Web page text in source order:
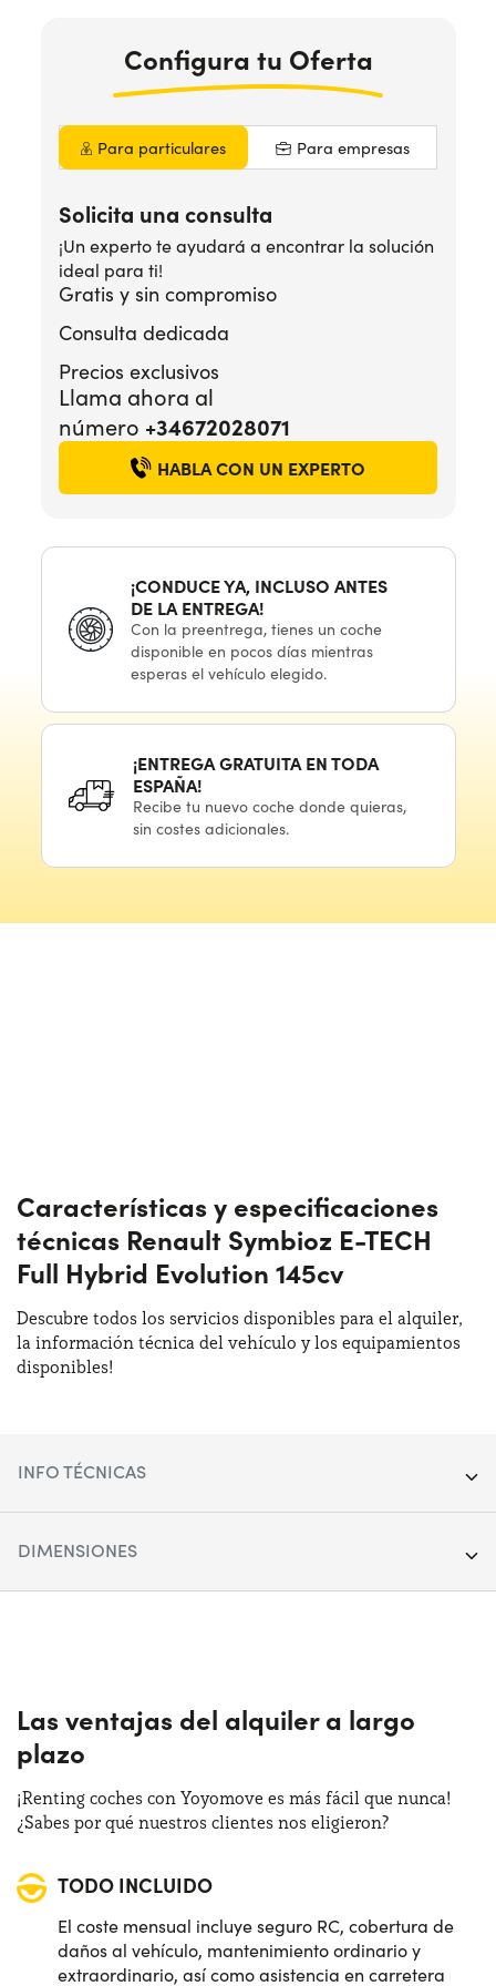
¿Necesitas ayuda? +34672028071
Configura tu Oferta
Para particulares Para empresas
Solicita una consulta
¡Un experto te ayudará a encontrar la solución
ideal para ti!
Gratis y sin compromiso
Consulta dedicada
Precios exclusivos
Llama ahora al
número +34672028071
HABLA CON UN EXPERTO
¡CONDUCE YA, INCLUSO ANTES
DE LA ENTREGA!
Con la preentrega,tienes un coche
disponible en pocosdías mientras
esperas el vehículoelegido.
¡ENTREGA GRATUITA EN TODA
ESPAÑA!
Recibe tu nuevocoche donde quieras,
sin costes adicionales.
Características y especificaciones
técnicas Renault Symbioz E-TECH
Full Hybrid Evolution 145cv
Descubre todos los servicios disponibles para el alquiler,
la información técnica del vehículo y los equipamientos
disponibles!
INFO TÉCNICAS
Tracción:Anterior
Plazas de estacionamiento:
Potencia:
DIMENSIONES
158 cm
Maletero (max):
Maletero (min):620 lt
Las ventajas del alquiler a largo
plazo
¡Renting coches con Yoyomove es más fácil que nunca!
¿Sabes por qué nuestros clientes nos eligieron?
TODO INCLUIDO
El coste mensual incluye seguro RC, cobertura de
daños al vehículo, mantenimiento ordinario y
extraordinario, así como asistencia en carretera